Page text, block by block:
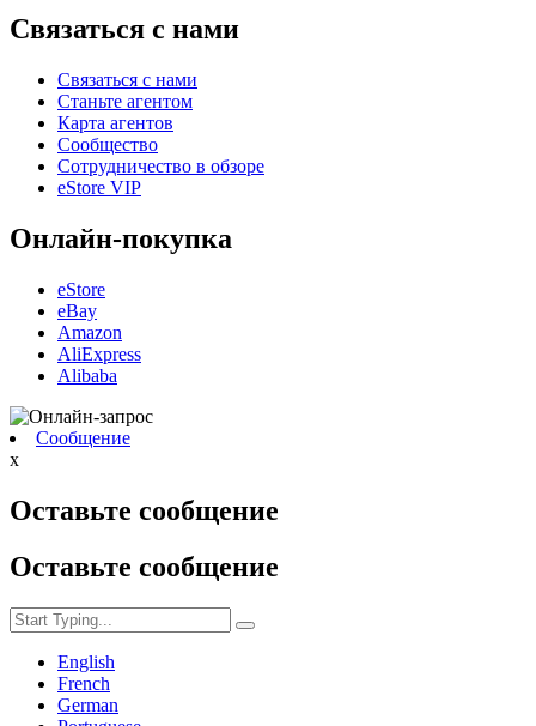
Связаться с нами
Связаться с нами
Станьте агентом
Карта агентов
Сообщество
Сотрудничество в обзоре
eStore VIP
Онлайн-покупка
eStore
eBay
Amazon
AliExpress
Alibaba
Сообщение
x
Оставьте сообщение
Оставьте сообщение
English
French
German